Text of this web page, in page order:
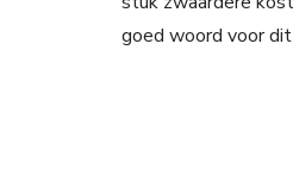
goed woord voor